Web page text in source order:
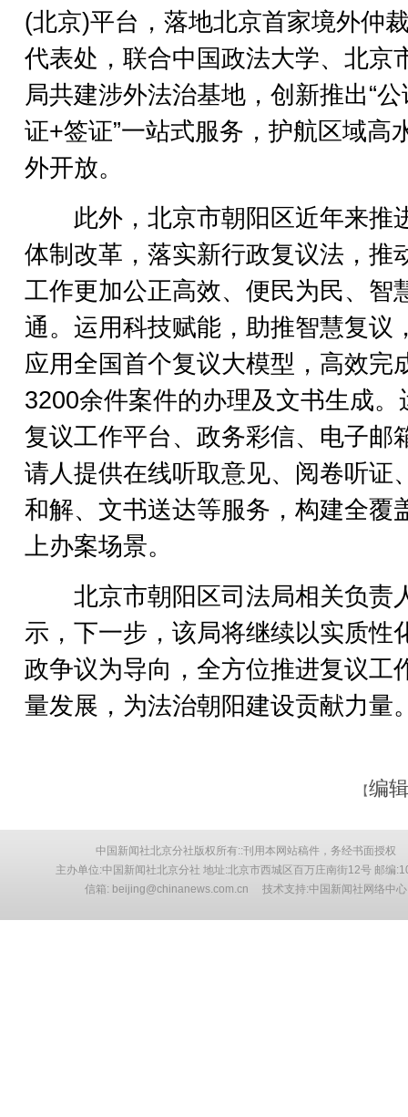
(北京)平台，落地北京首家境外仲
代表处，联合中国政法大学、北京
局共建涉外法治基地，创新推出“
证+签证”一站式服务，护航区域高
外开放。
此外，北京市朝阳区近年来推
体制改革，落实新行政复议法，推
工作更加公正高效、便民为民、智
通。运用科技赋能，助推智慧复议
应用全国首个复议大模型，高效完
3200余件案件的办理及文书生成。
复议工作平台、政务彩信、电子邮
请人提供在线听取意见、阅卷听证
和解、文书送达等服务，构建全覆
上办案场景。
北京市朝阳区司法局相关负责
示，下一步，该局将继续以实质性
政争议为导向，全方位推进复议工
量发展，为法治朝阳建设贡献力量
【编
中国新闻社北京分社版权所有::刊用本网站稿件，务经书面授权
主办单位:中国新闻社北京分社 地址:北京市西城区百万庄南街12号 邮编
信箱: beijing@chinanews.com.cn 技术支持:中国新闻社网络中心